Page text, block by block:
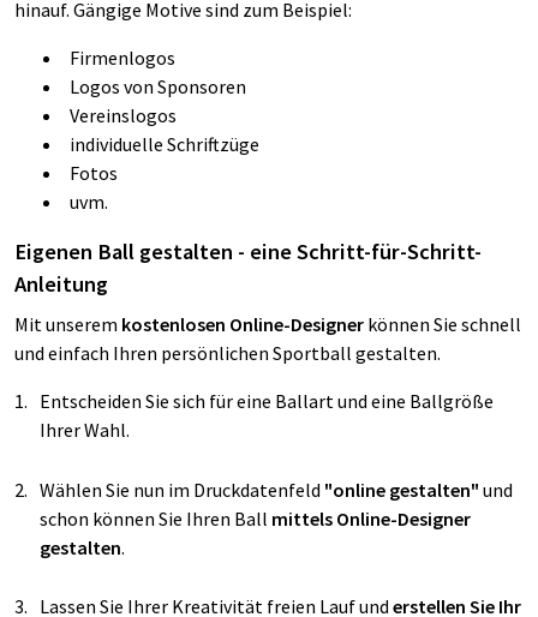
hinauf. Gängige Motive sind zum Beispiel:
Firmenlogos
Logos von Sponsoren
Vereinslogos
individuelle Schriftzüge
Fotos
uvm.
Eigenen Ball gestalten - eine Schritt-für-Schritt-
Anleitung
Mit unserem kostenlosen Online-Designer können Sie schnell
und einfach Ihren persönlichen Sportball gestalten.
Entscheiden Sie sich für eine Ballart und eine Ballgröße
Ihrer Wahl.
Wählen Sie nun im Druckdatenfeld "online gestalten" und
schon können Sie Ihren Ball mittels Online-Designer
gestalten.
Lassen Sie Ihrer Kreativität freien Lauf und erstellen Sie Ihr